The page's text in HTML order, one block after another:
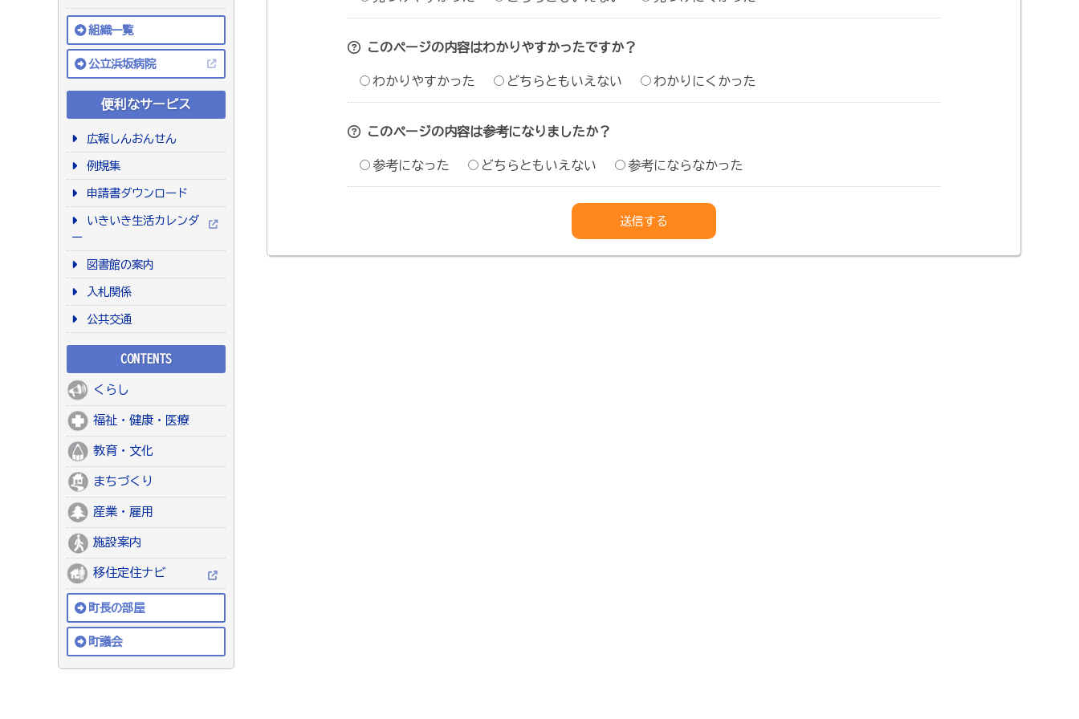
組織一覧
公立浜坂病院
便利なサービス
広報しんおんせん
例規集
申請書ダウンロード
いきいき生活カレンダ
ー
図書館の案内
入札関係
公共交通
CONTENTS
くらし
福祉・健康・医療
教育・文化
まちづくり
産業・雇用
施設案内
移住定住ナビ
町長の部屋
町議会
このページの内容はわかりやすかったですか？
わかりやすかった どちらともいえない わかりにくかった
このページの内容は参考になりましたか？
参考になった どちらともいえない 参考にならなかった